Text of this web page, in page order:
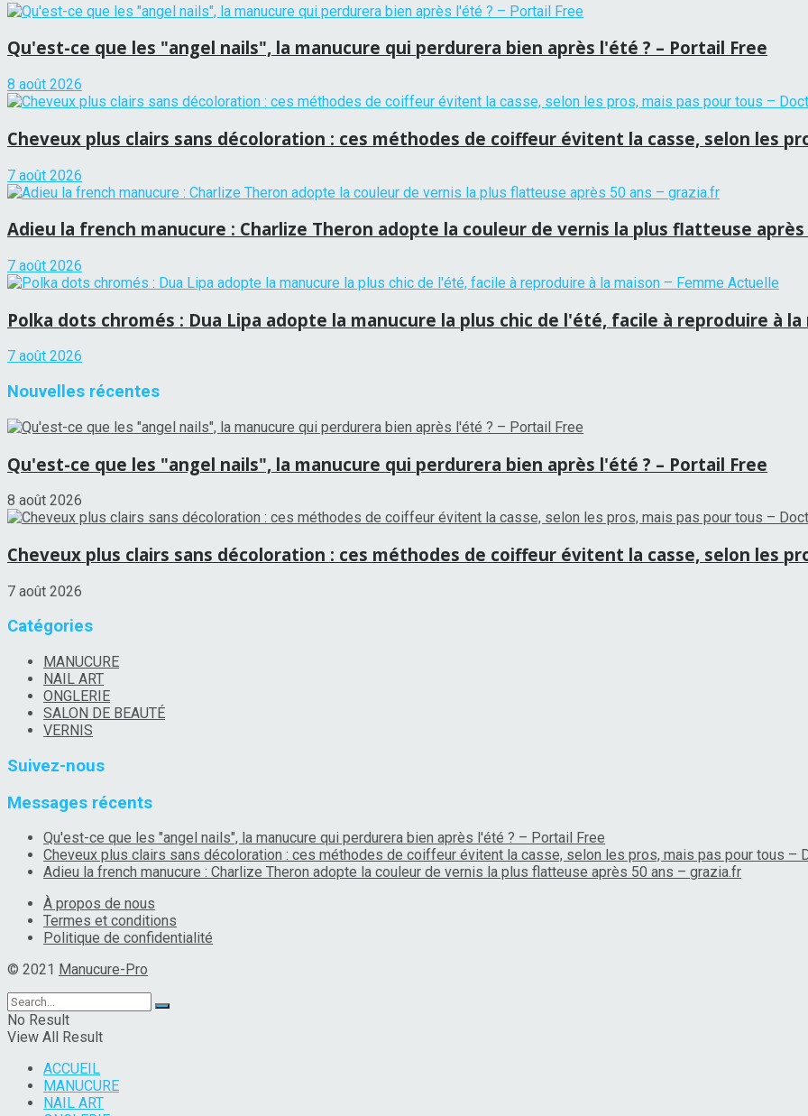
Qu'est-ce que les "angel nails", la manucure qui perdurera bien après l'été ? – Portail Free
8 août 2026
Cheveux plus clairs sans décoloration : ces méthodes de coiffeur évitent la casse, selon les
7 août 2026
Adieu la french manucure : Charlize Theron adopte la couleur de vernis la plus flatteuse après
7 août 2026
Polka dots chromés : Dua Lipa adopte la manucure la plus chic de l'été, facile à reproduire à
7 août 2026
Nouvelles récentes
Qu'est-ce que les "angel nails", la manucure qui perdurera bien après l'été ? – Portail Free
8 août 2026
Cheveux plus clairs sans décoloration : ces méthodes de coiffeur évitent la casse, selon les
7 août 2026
Catégories
MANUCURE
NAIL ART
ONGLERIE
SALON DE BEAUTÉ
VERNIS
Suivez-nous
Messages récents
Qu'est-ce que les "angel nails", la manucure qui perdurera bien après l'été ? – Portail Free
Cheveux plus clairs sans décoloration : ces méthodes de coiffeur évitent la casse, selon les pros, mais pas pour tous –
Adieu la french manucure : Charlize Theron adopte la couleur de vernis la plus flatteuse après 50 ans – grazia.fr
À propos de nous
Termes et conditions
Politique de confidentialité
© 2021 Manucure-Pro
No Result
View All Result
ACCUEIL
MANUCURE
NAIL ART